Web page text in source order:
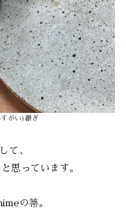
がい)継ぎ
て、
思っています。
の箒。